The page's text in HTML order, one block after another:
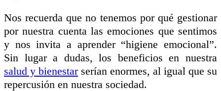
Nos recuerda que no tenemos por qué gestionar
por nuestra cuenta las emociones que sentimos
y nos invita a aprender “higiene emocional”.
Sin lugar a dudas, los beneficios en nuestra
salud y bienestarserían enormes, al igual que su
repercusión en nuestra sociedad.